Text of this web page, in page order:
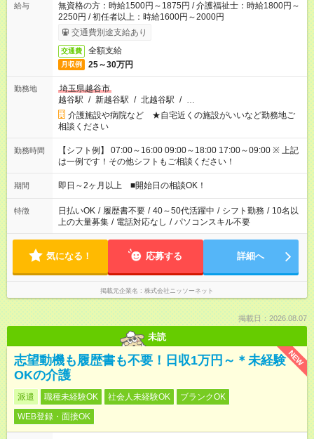
給与
無資格の方：時給1500円～1875円 / 介護福祉士：時給1800円～
2250円 / 初任者以上：時給1600円～2000円
交通費別途支給あり
交通費 全額支給
月収例 25～30万円
勤務地
埼玉県越谷市
越谷駅 / 新越谷駅 / 北越谷駅 / …
介護施設や病院など ★自宅近くの施設がいいなど勤務地ご
相談ください
勤務時間
【シフト例】 07:00～16:00 09:00～18:00 17:00～09:00 ※ 上記
は一例です！その他シフトもご相談ください！
期間 即日～2ヶ月以上 ■開始日の相談OK！
特徴 日払いOK / 履歴書不要 / 40～50代活躍中 / シフト勤務 / 10名以
上の大量募集 / 電話対応なし / パソコンスキル不要
気になる！ 応募する 詳細へ
掲載元企業名 株式会社ニッソーネット
掲載日：2026.08.07
未読
NEW
志望動機も履歴書も不要！日収1万円～＊未経験
OKの介護
派遣 職種未経験OK 社会人未経験OK
ブランクOK
WEB登録・面接OK